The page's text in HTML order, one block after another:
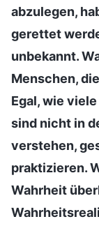
abzulegen,
gerettet
unbekannt.
Menschen,
Egal, wie
sind nicht in
verstehen,
praktizieren.
Wahrheit